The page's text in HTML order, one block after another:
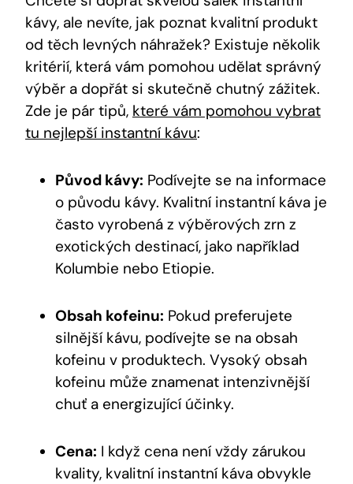
kávy, ale nevíte, jak poznat kvalitní produkt
od těch levných náhražek? Existuje několik
kritérií, která vám pomohou udělat správný
výběr a dopřát si skutečně chutný zážitek.
Zde je pár tipů, které vám pomohou vybrat
tu nejlepší instantní kávu:
Původ kávy: Podívejte se na informace
o původu kávy. Kvalitní instantní káva je
často vyrobená z výběrových zrn z
exotických destinací, jako například
Kolumbie nebo Etiopie.
Obsah kofeinu: Pokud preferujete
silnější kávu, podívejte se na obsah
kofeinu v produktech. Vysoký obsah
kofeinu může znamenat intenzivnější
chuť a energizující účinky.
Cena: I když cena není vždy zárukou
kvality, kvalitní instantní káva obvykle